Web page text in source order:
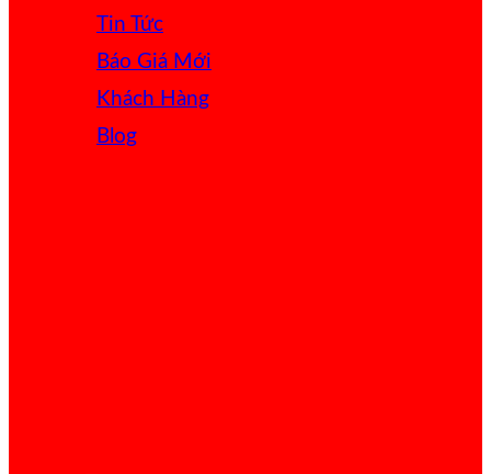
Tin Tức
Báo Giá
Khách Hàng
Blog